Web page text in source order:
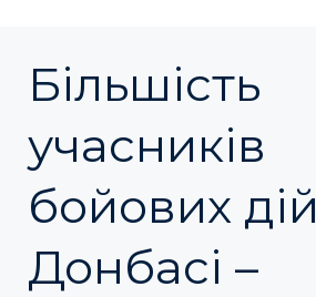
Більшість
учасників
бойових
Донбасі –